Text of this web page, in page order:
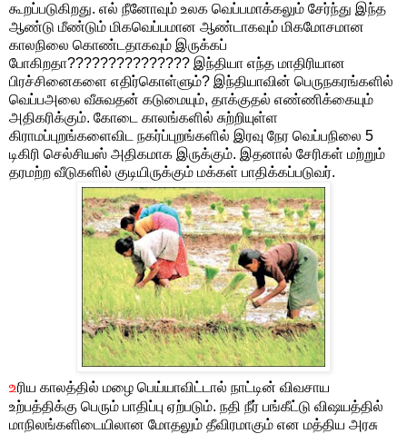
கூறப்படுகிறது. எல் நீனோவும் உலக வெப்பமாக்கலும் சேர்ந்து இந்த
ஆண்டு மீண்டும் மிகவெப்பமான ஆண்டாகவும் மிகமோசமான
காலநிலை கொண்டதாகவும் இருக்கப்
போகிறதா??????????????? இந்தியா எந்த மாதிரியான
பிரச்சினைகளை எதிர்கொள்ளும்? இந்தியாவின் பெருநகரங்களில்
வெப்பஅலை வீசுவதன் கடுமையும், தாக்குதல் எண்ணிக்கையும்
அதிகரிக்கும். கோடை காலங்களில் சுற்றியுள்ள
கிராமப்புறங்களைவிட நகர்ப்புறங்களில் இரவு நேர வெப்பநிலை 5
டிகிரி செல்சியஸ் அதிகமாக இருக்கும். இதனால் சேரிகள் மற்றும்
தரமற்ற வீடுகளில் குடியிருக்கும் மக்கள் பாதிக்கப்படுவர்.
உரிய காலத்தில் மழை பெய்யாவிட்டால் நாட்டின் விவசாய
உற்பத்திக்கு பெரும் பாதிப்பு ஏற்படும். நதி நீர் பங்கீட்டு விஷயத்தில்
மாநிலங்களிடையிலான மோதலும் தீவிரமாகும் என மத்திய அரசு